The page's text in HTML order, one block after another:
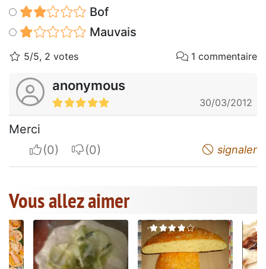
Bof
Mauvais
5/5, 2 votes 1 commentaire
anonymous
30/03/2012
Merci
I apreciateI do not appreciate signaler
Vous allez aimer